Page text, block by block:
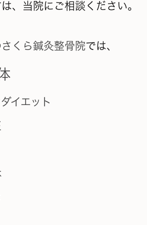
、当院にご相談ください。
さくら鍼灸整骨院では、
イエット